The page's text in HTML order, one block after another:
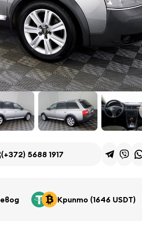
(+372) 5688 1917
Крипто (1646 USDT)